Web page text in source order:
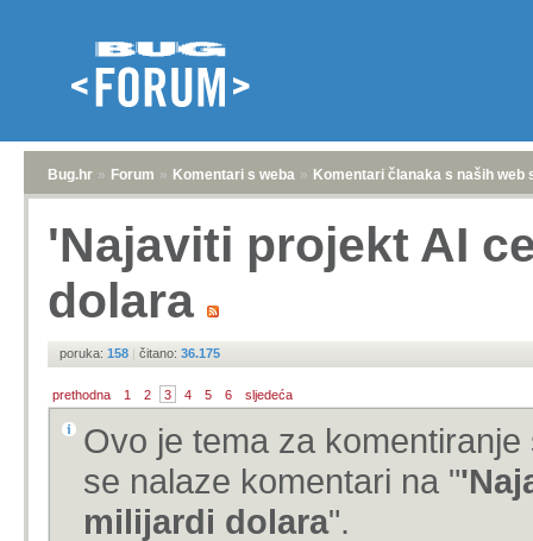
Bug.hr » Forum » Komentari s weba » Komentari članaka s naših web
'Najaviti projekt AI
dolara
poruka: 158 | čitano: 36.175
prethodna 1 2 3 4 5 6 sljedeća
Ovo je tema za
se nalaze komentari na "
milijardi dolara".